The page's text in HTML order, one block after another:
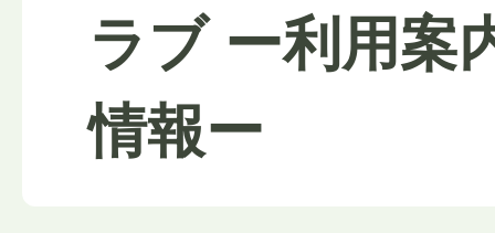
ラブ ー利用案
情報ー